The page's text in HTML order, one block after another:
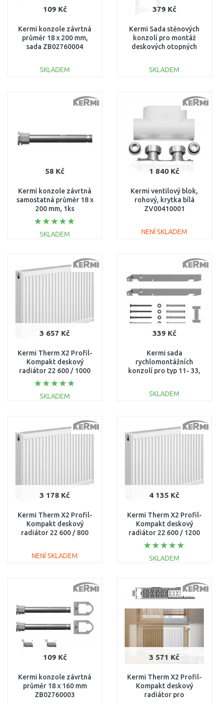
109 Kč
Kermi konzole závrtná
průměr 18 x 200 mm,
sada ZB02760004
SKLADEM
379 Kč
Kermi Sada stěnových
konzolí pro montáž
deskových otopných
ZB02970005
SKLADEM
58 Kč
Kermi konzole závrtná
samostatná průměr 18 x
200 mm, 1ks
ZB02780004
SKLADEM
Porovnat
1 840 Kč
Kermi ventilový blok,
rohový, krytka bílá
ZV00410001
NENÍ SKLADEM
3 657 Kč
Kermi Therm X2 Profil-
Kompakt deskový
radiátor 22 600 / 1000
FK0220610
SKLADEM
Porovnat
339 Kč
Kermi sada
rychlomontážních
konzolí pro typ 11- 33,
SKLADEM
Porovnat
3 178 Kč
Kermi Therm X2 Profil-
Kompakt deskový
radiátor 22 600 / 800
NENÍ SKLADEM
4 135 Kč
Kermi Therm X2 Profil-
Kompakt deskový
radiátor 22 600 / 1200
FK0220612
SKLADEM
Porovnat
109 Kč
Kermi konzole závrtná
průměr 18 x 160 mm
ZB02760003
3 571 Kč
Kermi Therm X2 Profil-
Kompakt deskový
radiátor pro